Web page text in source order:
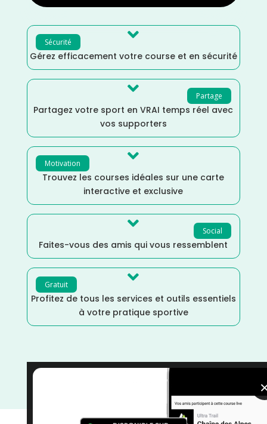
Sécurité 
Gérez efficacement votre course et en sécurité
Partage

Partagez votre sport en VRAI temps réel avec
vos supporters
Motivation 
Trouvez les courses idéales sur une carte
interactive et exclusive
Social

Faites-vous des amis qui vous ressemblent
Gratuit 
Profitez de tous les services et outils essentiels
à votre pratique sportive
courses